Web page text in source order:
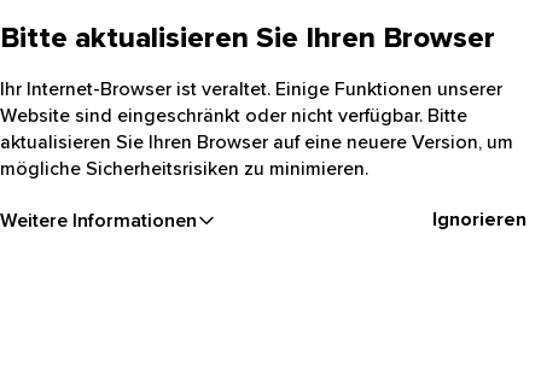
Bitte aktualisieren Sie Ihren Browser
Ihr Internet-Browser ist veraltet. Einige Funktionen unserer
Website sind eingeschränkt oder nicht verfügbar. Bitte
aktualisieren Sie Ihren Browser auf eine neuere Version, um
mögliche Sicherheitsrisiken zu minimieren.
Weitere Informationen Ignorieren